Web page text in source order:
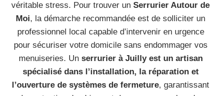
véritable stress. Pour trouver un Serrurier Autour de
Moi, la démarche recommandée est de solliciter un
professionnel local capable d’intervenir en urgence
pour sécuriser votre domicile sans endommager vos
menuiseries. Un serrurier à Juilly est un artisan
spécialisé dans l’installation, la réparation et
l’ouverture de systèmes de fermeture, garantissant